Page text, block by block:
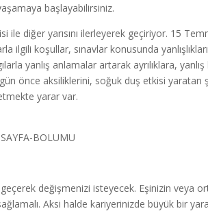
başlayabilirsiniz.
ile diğer yarısını ilerleyerek geçiriyor. 15
ilgili koşullar, sınavlar konusunda
yanlış anlamalar artarak ayrılıklara,
önce aksiliklerini, soğuk duş etkisi yaratan
yarar var.
BOLUMU
değişmenizi isteyecek. Eşinizin veya
Aksi halde kariyerinizde büyük bir